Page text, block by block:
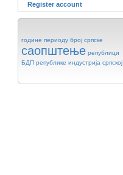
Register account
године периоду број српске
саопштење републици
БДП републике индустрија српској